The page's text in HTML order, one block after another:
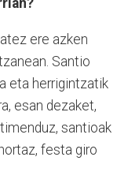
ere azken
Santio
eta herrigintzatik
esan dezaket,
santioak
festa giro